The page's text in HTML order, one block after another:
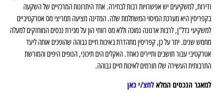
ודירות, למשקיעים יש אפשרויות רבות לבחירה. אחד היתרונות המרכזיים של השקעה
בקפריסין היא מערכת המיסוי המשתלמת שלה. המדינה מציעה תמריצי מס אטרקטיביים
למשקיעי נדל"ן, לרבות ארנונה נמוכה וללא מס רווחי הון על מכירת נכסים המוחזקים למעלה
מחמש שנים. יתר על כן, קפריסין מתהדרת באיכות חיים גבוהה שהופכים אותה ליעד
אטרקטיבי עבור תושבים ותיירים כאחד. האקלים הים תיכוני, הנופים היפים והמורשת
התרבותית העשירה שלו תורמים לאיכות חיים גבוהה.
למאגר הנכסים המלאלחצ/י כאן